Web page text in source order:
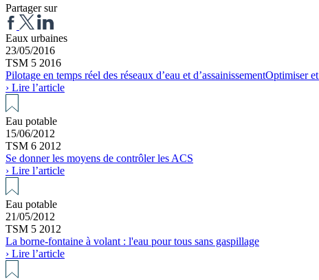
Partager sur
Eaux urbaines
23/05/2016
TSM 5 2016
Pilotage en temps réel des réseaux d’eau et
› Lire l’article
Eau potable
15/06/2012
TSM 6 2012
Se donner les moyens de contrôler les ACS
› Lire l’article
Eau potable
21/05/2012
TSM 5 2012
La borne-fontaine à volant : l'eau pour tous sans gaspillage
› Lire l’article